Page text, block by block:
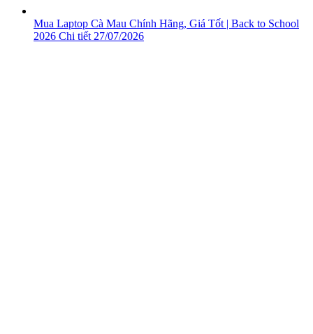
Mua Laptop Cà Mau Chính Hãng, Giá Tốt | Back to School
2026 Chi tiết 27/07/2026